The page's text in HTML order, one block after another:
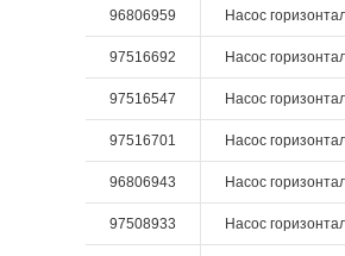
96806959 Насос
97516692 Насос
97516547 Насос
97516701 Насос
96806943 Насос
97508933 Насос